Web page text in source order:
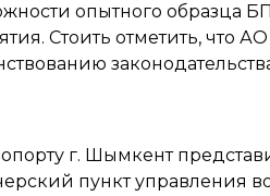
опытного образца
Стоить отметить, что
г. Шымкент
пункт управления